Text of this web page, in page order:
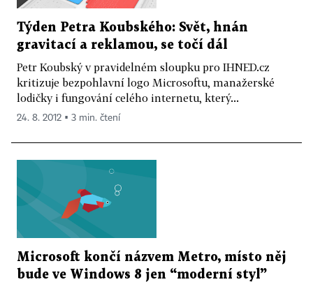
Týden Petra Koubského: Svět, hnán
gravitací a reklamou, se točí dál
Petr Koubský v pravidelném sloupku pro IHNED.cz
kritizuje bezpohlavní logo Microsoftu, manažerské
lodičky i fungování celého internetu, který...
24. 8. 2012 ▪ 3 min. čtení
Microsoft končí názvem Metro, místo něj
bude ve Windows 8 jen “moderní styl”